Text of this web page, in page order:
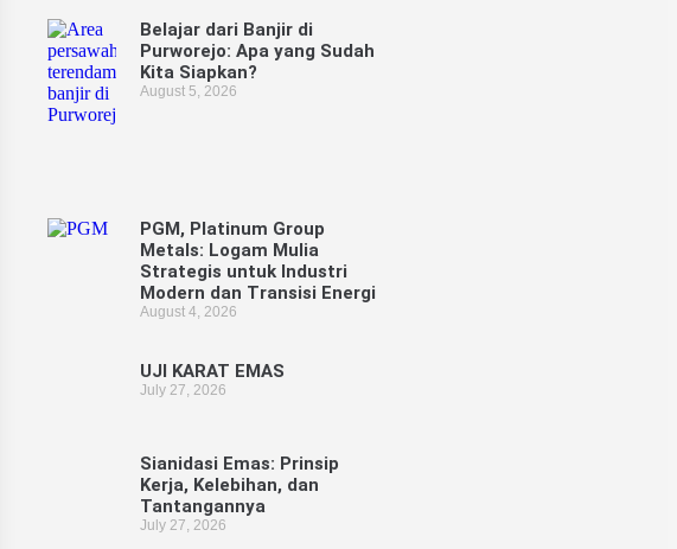
Belajar dari Banjir di
Purworejo: Apa yang Sudah
Kita Siapkan?
August 5, 2026
PGM, Platinum Group
Metals: Logam Mulia
Strategis untuk Industri
Modern dan Transisi Energi
August 4, 2026
UJI KARAT EMAS
July 27, 2026
Sianidasi Emas: Prinsip
Kerja, Kelebihan, dan
Tantangannya
July 27, 2026